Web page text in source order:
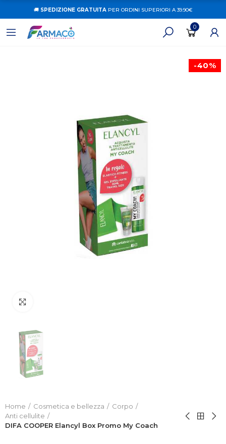
🚚 SPEDIZIONE GRATUITAPER ORDINI SUPERIORI A 39.90€
0
-40%
Home Cosmetica e bellezza
Corpo
Anti cellulite
DIFA COOPER Elancyl Box Promo My Coach